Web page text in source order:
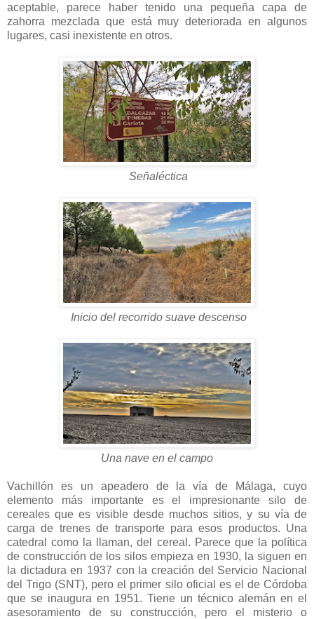
aceptable, parece haber tenido una pequeña capa de
zahorra mezclada que está muy deteriorada en algunos
lugares, casi inexistente en otros.
Señaléctica
Inicio del recorrido suave descenso
Una nave en el campo
Vachillón es un apeadero de la vía de Málaga, cuyo
elemento más importante es el impresionante silo de
cereales que es visible desde muchos sitios, y su vía de
carga de trenes de transporte para esos productos. Una
catedral como la llaman, del cereal. Parece que la política
de construcción de los silos empieza en 1930, la siguen en
la dictadura en 1937 con la creación del Servicio Nacional
del Trigo (SNT), pero el primer silo oficial es el de Córdoba
que se inaugura en 1951. Tiene un técnico alemán en el
asesoramiento de su construcción, pero el misterio o